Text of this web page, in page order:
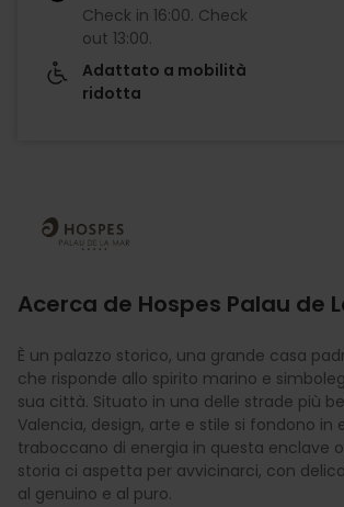
Check in 16:00. Check
out 13:00.
Adattato a mobilità
ridotta
Acerca de Hospes Palau de
Imagen
È un palazzo storico, una grande casa
che risponde allo spirito marino e
sua città. Situato in una delle strade più
Valencia, design, arte e stile si fondono in
traboccano di energia in questa enclave
storia ci aspetta per avvicinarci, con
al genuino e al puro.